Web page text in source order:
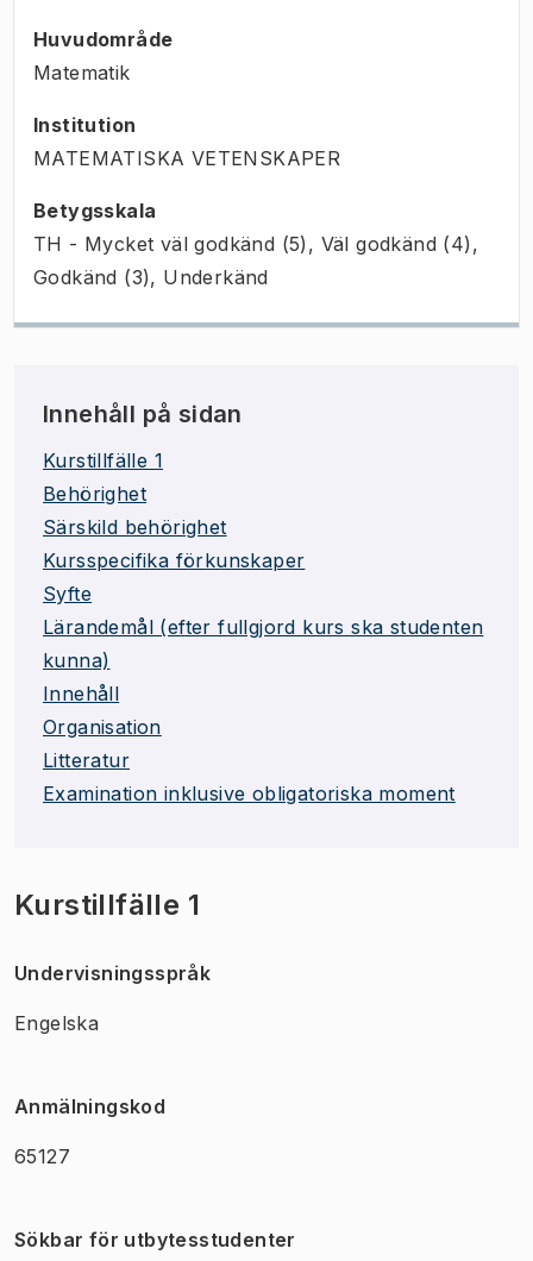
Huvudområde
Matematik
Institution
MATEMATISKA VETENSKAPER
Betygsskala
TH - Mycket väl godkänd (5), Väl godkänd (4),
Godkänd (3), Underkänd
Innehåll på sidan
Kurstillfälle 1
Behörighet
Särskild behörighet
Kursspecifika förkunskaper
Syfte
Lärandemål (efter fullgjord kurs ska studenten
kunna)
Innehåll
Organisation
Litteratur
Examination inklusive obligatoriska moment
Kurstillfälle 1
Undervisningsspråk
Engelska
Anmälningskod
65127
Sökbar för utbytesstudenter